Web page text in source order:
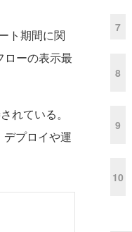
ト期間に関
ローの表示最
れている。
プロイや運
7
8
9
10